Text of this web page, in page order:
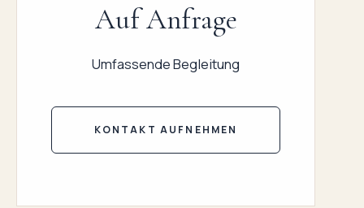
Auf Anfrage
Umfassende Begleitung
KONTAKT AUFNEHMEN